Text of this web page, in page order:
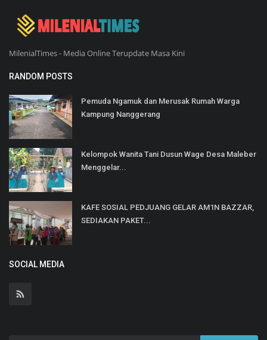
MilenialTimes - Media Online Terupdate Masa Kini
RANDOM POSTS
Pemuda Ngamuk dan Merusak Rumah Warga
Kampung Nanggerang
Kelompok Wanita Tani Dusun Wage Desa Maleber
Menggelar...
KAFE SOSIAL PEDJUANG GELAR AM1N BAZZAR,
SEDIAKAN PAKET...
SOCIAL MEDIA